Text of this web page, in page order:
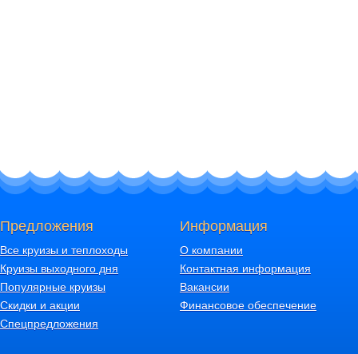
Предложения
Все круизы и теплоходы
Круизы выходного дня
Популярные круизы
Скидки и акции
Спецпредложения
Информация
О компании
Контактная информация
Вакансии
Финансовое обеспечение